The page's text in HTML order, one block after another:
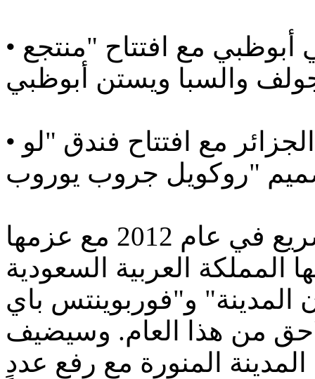
• إطلاق أول فندق "ويستن" في أبوظبي مع افتتاح "منتجع
• إطلاق علامة "لو ميريديان" في الجزائر مع افتتاح فندق "لو
وتواصل "ستاروود" نموها السريع في عام 2012 مع عزمها
المملكة العربية السعودية
المدينة" و"فوربوينتس باي
من هذا العام. وسيضيف
500 غرفة إلى المدينة المنورة مع رفع عدد